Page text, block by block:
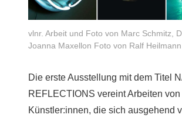
vlnr. Arbeit und Foto von Marc Schmitz,
Joanna Maxellon Foto von Ralf Heilmann
Die erste Ausstellung mit dem Titel
REFLECTIONS vereint Arbeiten von
Künstler:innen, die sich ausgehend